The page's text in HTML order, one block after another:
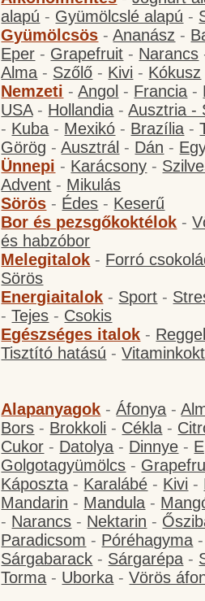
alapú - Gyümölcslé alapú -
Gyümölcsös -Ananász -
Eper - Grapefruit - Narancs
Alma - Szőlő - Kivi - Kókusz
Nemzeti -Angol - Francia -
USA- Hollandia -Ausztria -
- Kuba - Mexikó - Brazília -
Görög -Ausztrál - Dán -
Ünnepi - Karácsony -
Advent - Mikulás
Sörös - Édes - Keserű
Bor és pezsgőkoktélok -
és habzóbor
Melegitalok - Forró
Sörös
Energiaitalok - Sport -
-Tejes - Csokis
Egészséges italok -
Tisztító hatású -
Alapanyagok -Áfonya -
Bors - Brokkoli - Cékla -
Cukor - Datolya - Dinnye -
Golgotagyümölcs -
Káposzta - Karalábé - Kivi -
Mandarin - Mandula -
- Narancs - Nektarin -
Paradicsom - Póréhagyma
Sárgabarack - Sárgarépa -
Torma - Uborka -Vörös